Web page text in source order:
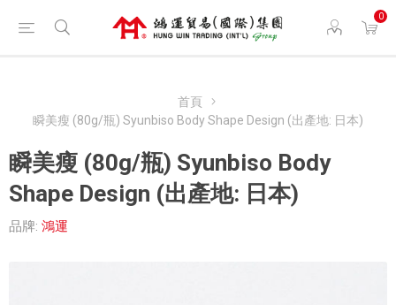
0
首頁
瞬美瘦 (80g/瓶) Syunbiso Body Shape Design (出產地: 日本)
瞬美瘦 (80g/瓶) Syunbiso Body
Shape Design (出產地: 日本)
品牌: 鴻運